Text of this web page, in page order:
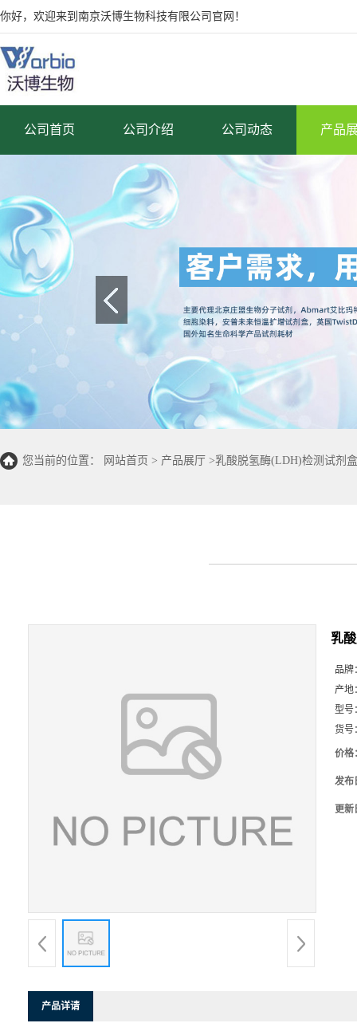
你好，欢迎来到南京沃博生物科技有限公司官网！
公司首页 公司介绍 公司动态 产品
您当前的位置： 网站首页 > 产品展厅 >乳酸脱氢酶(LDH)检测试剂
乳
品牌
产地
型号
货号
价格
发布
更新
产品详请